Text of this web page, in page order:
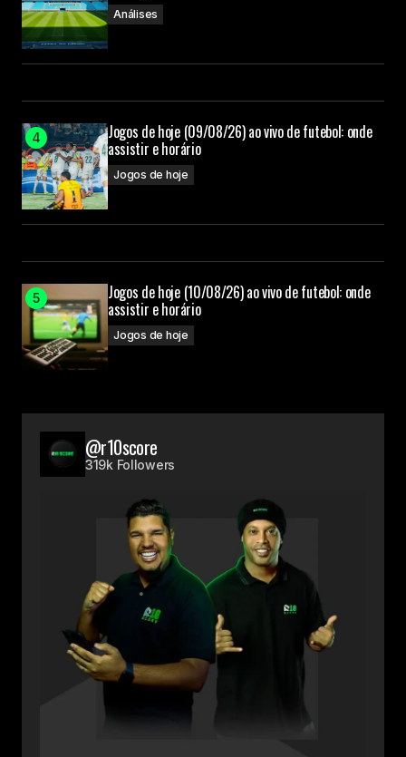
Análises
Jogos de hoje (09/08/26) ao vivo de futebol: onde
assistir e horário
Jogos de hoje
Jogos de hoje (10/08/26) ao vivo de futebol: onde
assistir e horário
Jogos de hoje
@r10score
319k Followers